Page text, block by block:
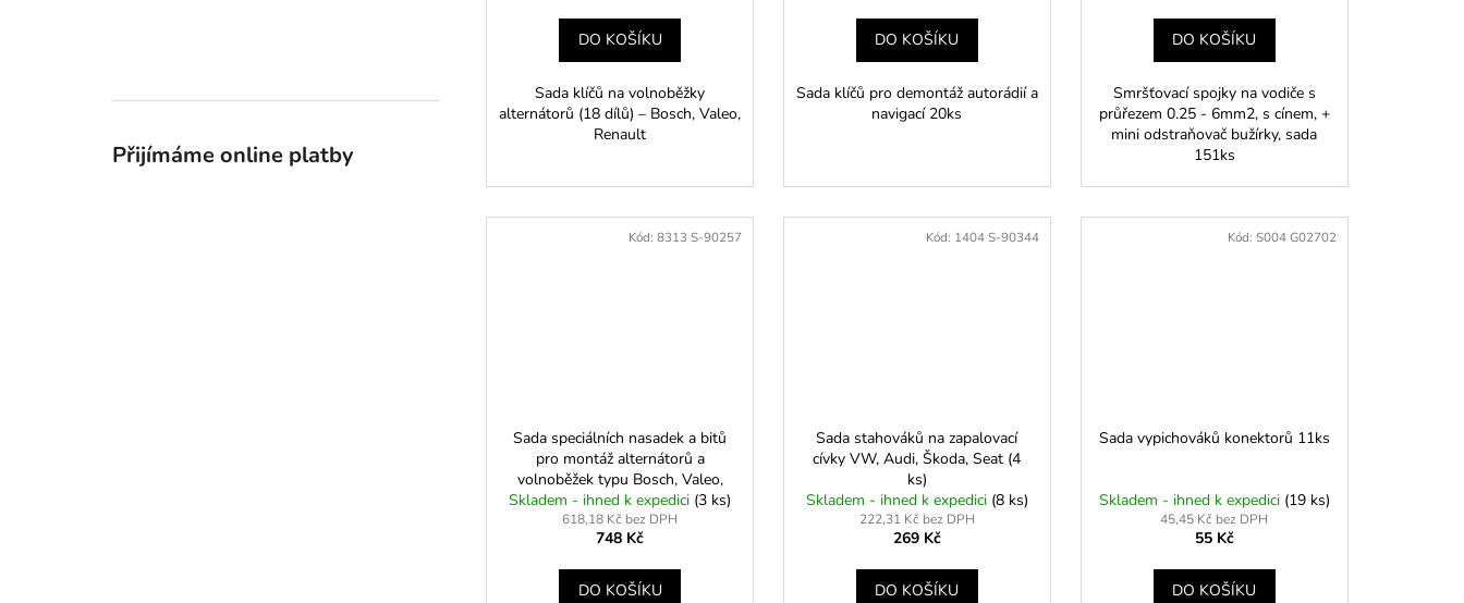
Přijímáme online platby
DO KOŠÍKU
Sada klíčů na volnoběžky
alternátorů (18 dílů) – Bosch, Valeo,
Renault
DO KOŠÍKU
Sada klíčů pro demontáž autorádií a
navigací 20ks
DO KOŠÍKU
Smršťovací spojky na vodiče s
průřezem 0.25 - 6mm2, s cínem, +
mini odstraňovač bužírky, sada
151ks
Sada speciálních nasadek a bitů
pro montáž alternátorů a
volnoběžek typu Bosch, Valeo,
Marelli 30ks
Skladem - ihned k expedici (3 ks)
618,18 Kč bez DPH
748 Kč
DO KOŠÍKU
Kód:8313 S-90257
Sada stahováků na zapalovací
cívky VW, Audi, Škoda, Seat (4
ks)
Skladem - ihned k expedici (8 ks)
222,31 Kč bez DPH
269 Kč
DO KOŠÍKU
Kód: 1404 S-90344
Sada vypichováků konektorů 11ks
Skladem - ihned k expedici (19 ks)
45,45 Kč bez DPH
55 Kč
DO KOŠÍKU
Kód: S004 G02702